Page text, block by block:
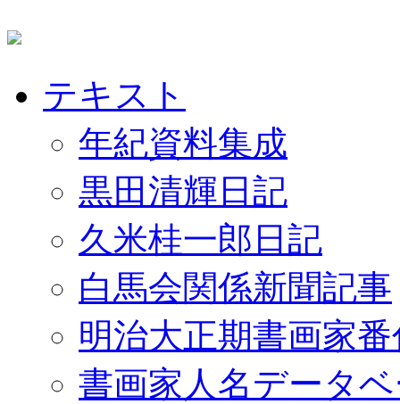
テキスト
年紀資料集成
黒田清輝日記
久米桂一郎日記
白馬会関係新聞記事
明治大正期書画家
書画家人名データ